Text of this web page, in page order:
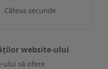
Câteva secunde
website-ului
ului să ofere